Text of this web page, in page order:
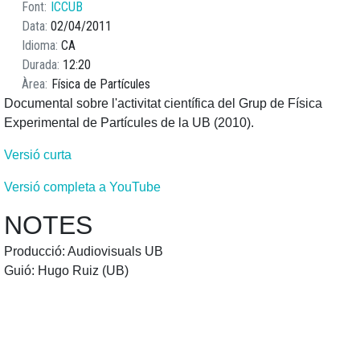
Font ICCUB
Data 02/04/2011
Idioma CA
Durada 12:20
Àrea Física de Partícules
Documental sobre l'activitat científica del Grup de Física
Experimental de Partícules de la UB (2010).
Versió curta
Versió completa a YouTube
NOTES
Producció: Audiovisuals UB
Guió: Hugo Ruiz (UB)